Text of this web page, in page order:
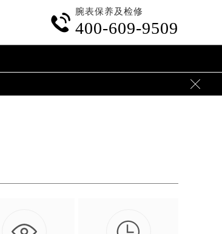

腕表保养及检修
400-609-9509
